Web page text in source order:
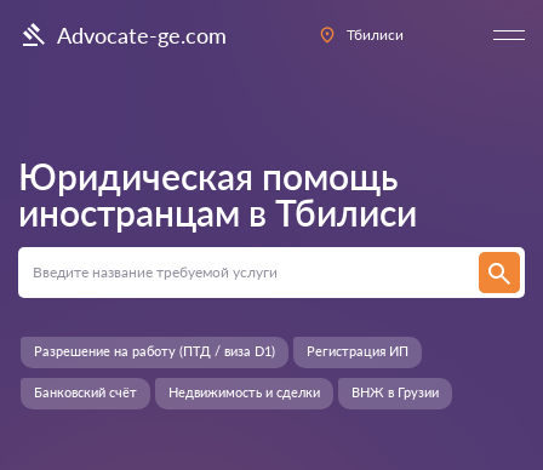
Advocate-ge.com Тбилиси
Юридическая помощь
иностранцам в Тбилиси
ВНЖ в Грузии
Разрешение на работу (ПТД / виза D1) Регистрация ИП
Банковский счёт Недвижимость и сделки